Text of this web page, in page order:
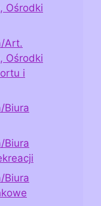
Ośrodki
Art.
Ośrodki
i
Biura
Biura
Biura